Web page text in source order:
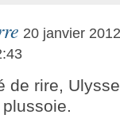
20 janvier 2012
de rire, Ulysse
plussoie.